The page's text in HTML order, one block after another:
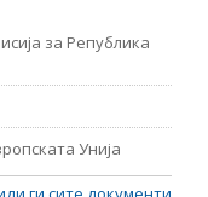
за Република
Унија